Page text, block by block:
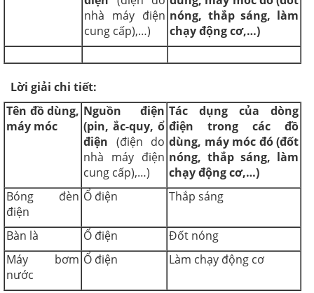
nhà máy điện
cung cấp),…)
nóng, thắp sáng, làm
chạy động cơ,…)
Lời giải chi tiết:
Tên đồ dùng,
máy móc
Nguồn điện
(pin, ắc-quy, ổ
điện (điện do
nhà máy điện
cung cấp),…)
Tác dụng của dòng
điện trong các đồ
dùng, máy móc đó (đốt
nóng, thắp sáng, làm
chạy động cơ,…)
Bóng đèn
điện
Ổ điện Thắp sáng
Bàn là Ổ điện
Đốt nóng
Máy bơm
nước
Ổ điện Làm chạy động cơ